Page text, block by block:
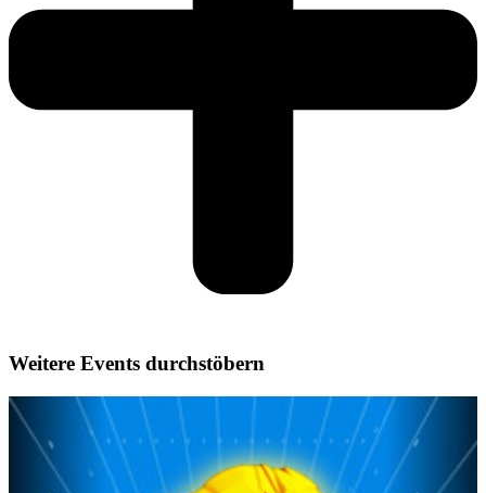
Weitere Events durchstöbern